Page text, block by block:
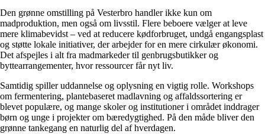
Den grønne omstilling på Vesterbro handler ikke kun om
madproduktion, men også om livsstil. Flere beboere vælger at leve
mere klimabevidst – ved at reducere kødforbruget, undgå engangsplast
og støtte lokale initiativer, der arbejder for en mere cirkulær økonomi.
Det afspejles i alt fra madmarkeder til genbrugsbutikker og
byttearrangementer, hvor ressourcer får nyt liv.
Samtidig spiller uddannelse og oplysning en vigtig rolle. Workshops
om fermentering, plantebaseret madlavning og affaldssortering er
blevet populære, og mange skoler og institutioner i området inddrager
børn og unge i projekter om bæredygtighed. På den måde bliver den
grønne tankegang en naturlig del af hverdagen.